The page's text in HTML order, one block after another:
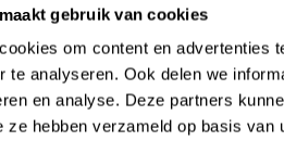
gebruik van cookies
om content en advertenties
te analyseren. Ook delen we
en analyse. Deze partners
ze hebben verzameld op basis van
van de olie van deze
versterken. Het versterkt zwakke,